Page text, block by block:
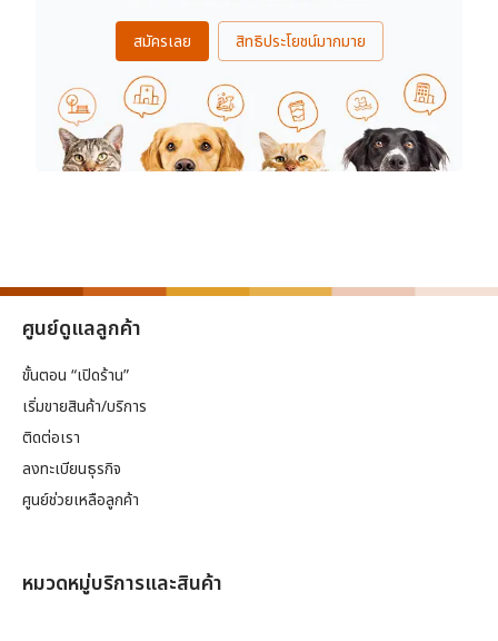
สมัครเลย สิทธิประโยชน์มากมาย
ศูนย์ดูแลลูกค้า
ขั้นตอน “เปิดร้าน”
เริ่มขายสินค้า/บริการ
ติดต่อเรา
ลงทะเบียนธุรกิจ
ศูนย์ช่วยเหลือลูกค้า
หมวดหมู่บริการและสินค้า